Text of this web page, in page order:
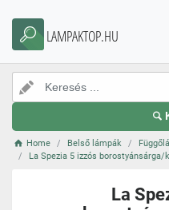
LAMPAKTOP.HU
Home Belső lámpák
La Spezia 5 izzós
La